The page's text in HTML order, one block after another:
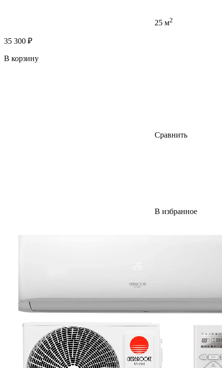
25 м2
35 300 ₽
В корзину
Сравнить
В избранное